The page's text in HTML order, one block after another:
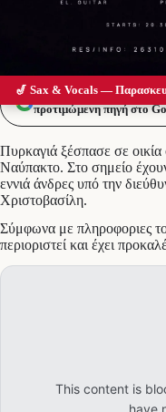
Προσθέστε το
προτιμώμενη πηγή στο
Πυρκαγιά ξέσπασε σε
Ναύπακτο. Στο σημείο
εννιά άνδρες υπό την
Χριστοβασίλη.
Σύμφωνα με πληροφοριες
περιοριστεί και έχει
This content is
have
🎷 Sax & Vocals —